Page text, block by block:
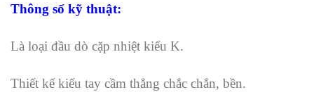
Thông số kỹ thuật:
Là loại đầu dò cặp nhiệt kiểu K.
Thiết kế kiểu tay cầm thẳng chắc chắn, bền.